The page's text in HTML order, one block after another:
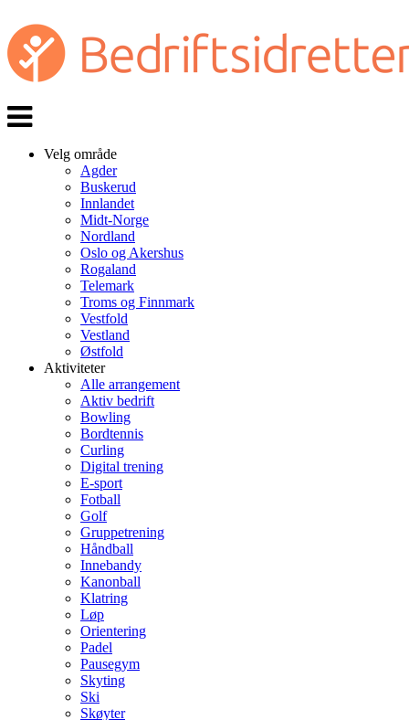
Veksle
navigasjon
Velg område
Agder
Buskerud
Innlandet
Midt-Norge
Nordland
Oslo og Akershus
Rogaland
Telemark
Troms og Finnmark
Vestfold
Vestland
Østfold
Aktiviteter
Alle arrangement
Aktiv bedrift
Bowling
Bordtennis
Curling
Digital trening
E-sport
Fotball
Golf
Gruppetrening
Håndball
Innebandy
Kanonball
Klatring
Løp
Orientering
Padel
Pausegym
Skyting
Ski
Skøyter